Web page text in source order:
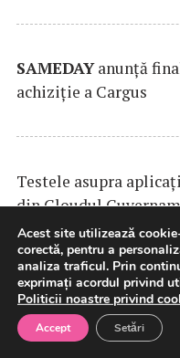
SAMEDAYanunță
achiziție a Cargus
Testele asupra
din Cloudul
rundă de evaluare
Acest site utilizează
corectă, pentru a
analiza traficul. Prin
exprimați acordul privind
Politicii noastre privind
Accept Setări